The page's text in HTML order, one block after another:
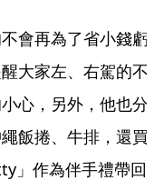
會再為了省小錢虧
大家左、右駕的不
心，另外，他也分
飯捲、牛排，還買
」作為伴手禮帶回